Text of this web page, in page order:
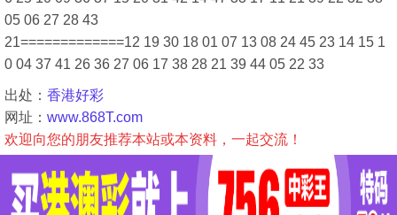
05 06 27 28 43
21=============12 19 30 18 01 07 13 08 24 45 23 14 15 1
0 04 37 41 26 36 27 06 17 38 28 21 39 44 05 22 33
出处： 香港好彩
网址： www.868T.com
欢迎向您的朋友推荐本站或本资料，一起交流！